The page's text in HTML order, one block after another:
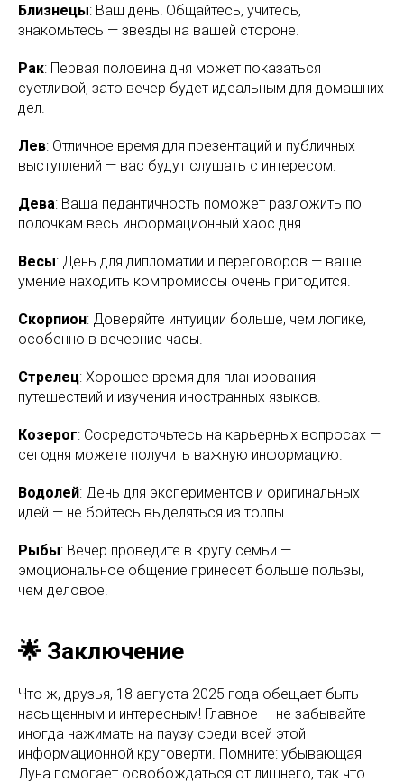
Близнецы: Ваш день! Общайтесь, учитесь,
знакомьтесь — звезды на вашей стороне.
Рак: Первая половина дня может показаться
суетливой, зато вечер будет идеальным для домашних
дел.
Лев: Отличное время для презентаций и публичных
выступлений — вас будут слушать с интересом.
Дева: Ваша педантичность поможет разложить по
полочкам весь информационный хаос дня.
Весы: День для дипломатии и переговоров — ваше
умение находить компромиссы очень пригодится.
Скорпион: Доверяйте интуиции больше, чем логике,
особенно в вечерние часы.
Стрелец: Хорошее время для планирования
путешествий и изучения иностранных языков.
Козерог: Сосредоточьтесь на карьерных вопросах —
сегодня можете получить важную информацию.
Водолей: День для экспериментов и оригинальных
идей — не бойтесь выделяться из толпы.
Рыбы: Вечер проведите в кругу семьи —
эмоциональное общение принесет больше пользы,
чем деловое.
🌟 Заключение
Что ж, друзья, 18 августа 2025 года обещает быть
насыщенным и интересным! Главное — не забывайте
иногда нажимать на паузу среди всей этой
информационной круговерти. Помните: убывающая
Луна помогает освобождаться от лишнего, так что